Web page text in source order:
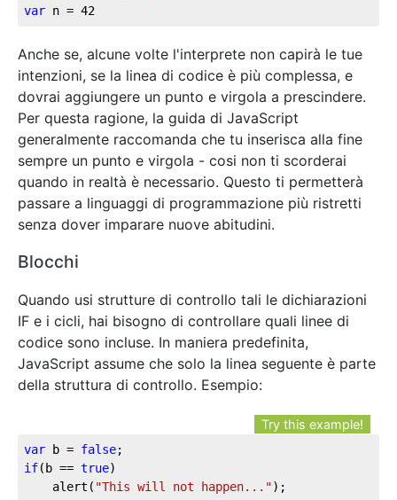
var n = 42
Anche se, alcune volte l'interprete non capirà le tue
intenzioni, se la linea di codice è più complessa, e
dovrai aggiungere un punto e virgola a prescindere.
Per questa ragione, la guida di JavaScript
generalmente raccomanda che tu inserisca alla fine
sempre un punto e virgola - cosi non ti scorderai
quando in realtà è necessario. Questo ti permetterà
passare a linguaggi di programmazione più ristretti
senza dover imparare nuove abitudini.
Blocchi
Quando usi strutture di controllo tali le dichiarazioni
IF e i cicli, hai bisogno di controllare quali linee di
codice sono incluse. In maniera predefinita,
JavaScript assume che solo la linea seguente è parte
della struttura di controllo. Esempio:
Try this example!
var b = false
if(b == true)
	alert(
"This will not happen...");